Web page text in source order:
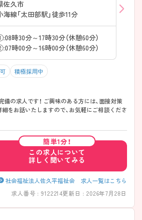
佐久市
海線「太田部駅」徒歩11分
時30分～17時30分（休憩60分）
時00分～16時00分（休憩60分）
積極採用中
の求人です！ ご興味のある方には、面接対策
をお話いたしますので、お気軽にご相談くださ
簡単1分！
この求人について
詳しく聞いてみる
社会福祉法人佐久平福祉会 求人一覧はこちら
求人番号 : 9122214更新日 : 2026年7月28日